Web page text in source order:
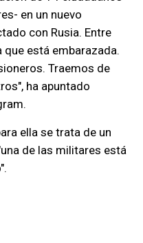
en un nuevo
con Rusia. Entre
está embarazada.
Traemos de
ha apuntado
ella se trata de un
de las militares está